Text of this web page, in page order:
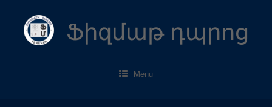
content
Ֆիզմաթ դպրոց
Menu